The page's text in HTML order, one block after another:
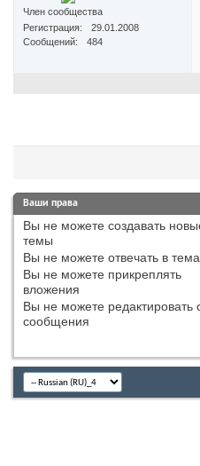
Член сообщества
Регистрация
29.01.2008
Сообщений
484
Ваши права
Вы не можете создавать
темы
Вы не можете отвечать в
Вы не можете прикреплять
вложения
Вы не можете редактировать
сообщения